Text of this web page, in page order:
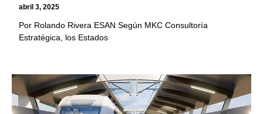
abril 3, 2025
Por Rolando Rivera ESAN Según MKC Consultoría
Estratégica, los Estados